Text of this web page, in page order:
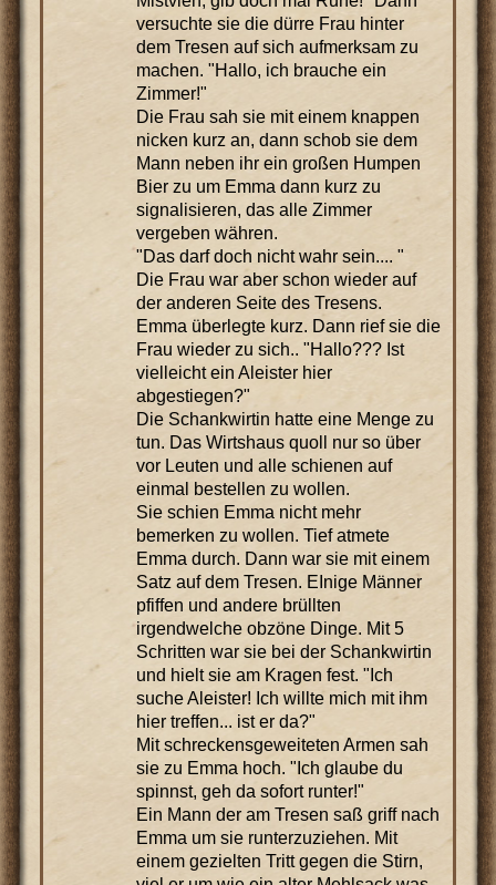
versuchte sie die dürre Frau hinter
dem Tresen auf sich aufmerksam zu
machen. "Hallo, ich brauche ein
Zimmer!"
Die Frau sah sie mit einem knappen
nicken kurz an, dann schob sie dem
Mann neben ihr ein großen Humpen
Bier zu um Emma dann kurz zu
signalisieren, das alle Zimmer
vergeben währen.
"Das darf doch nicht wahr sein.... "
Die Frau war aber schon wieder auf
der anderen Seite des Tresens.
Emma überlegte kurz. Dann rief sie die
Frau wieder zu sich.. "Hallo??? Ist
vielleicht ein Aleister hier
abgestiegen?"
Die Schankwirtin hatte eine Menge zu
tun. Das Wirtshaus quoll nur so über
vor Leuten und alle schienen auf
einmal bestellen zu wollen.
Sie schien Emma nicht mehr
bemerken zu wollen. Tief atmete
Emma durch. Dann war sie mit einem
Satz auf dem Tresen. EInige Männer
pfiffen und andere brüllten
irgendwelche obzöne Dinge. Mit 5
Schritten war sie bei der Schankwirtin
und hielt sie am Kragen fest. "Ich
suche Aleister! Ich willte mich mit ihm
hier treffen... ist er da?"
Mit schreckensgeweiteten Armen sah
sie zu Emma hoch. "Ich glaube du
spinnst, geh da sofort runter!"
Ein Mann der am Tresen saß griff nach
Emma um sie runterzuziehen. Mit
einem gezielten Tritt gegen die Stirn,